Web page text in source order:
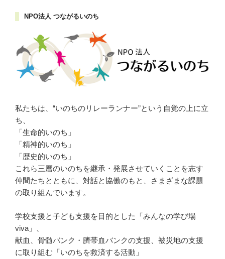
ブ
NPO法人 つながるいのち
私たちは、“いのちのリレーランナー”という自覚の上に立
ち、
「生命的いのち」
「精神的いのち」
「歴史的いのち」
これら三層のいのちを継承・発展させていくことを志す
仲間たちとともに、対話と協働のもと、さまざまな課題
の取り組んでいます。
学校支援と子ども支援を目的とした「みんなの学び場
viva」、
献血、骨髄バンク・臍帯血バンクの支援、被災地の支援
に取り組む「いのちを救済する活動」